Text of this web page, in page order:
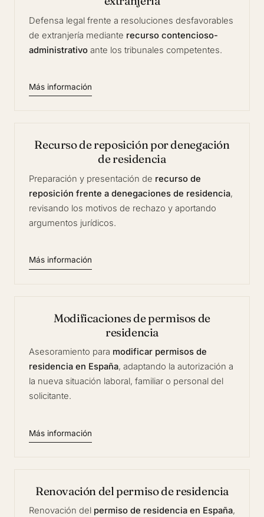
Defensa legal frente a resoluciones desfavorables
de extranjería mediante recurso contencioso-
administrativo ante los tribunales competentes.
Más información
Recurso de reposición por denegación
de residencia
Preparación y presentación de recurso de
reposición frente a denegaciones de residencia,
revisando los motivos de rechazo y aportando
argumentos jurídicos.
Más información
Modificaciones de permisos de
residencia
Asesoramiento para modificar permisos de
residencia en España, adaptando la autorización a
la nueva situación laboral, familiar o personal del
solicitante.
Más información
Renovación del permiso de residencia
Renovación del permiso de residencia en España,